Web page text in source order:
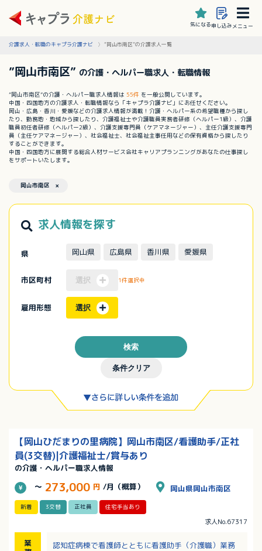
気になる申し込みメニュー
介護求人・転職のキャプラ介護ナビ ”岡山市南区”の介護求人一覧
”岡山市南区” の介護・ヘルパー職求人・転職情報
”岡山市南区”の介護・ヘルパー職求人情報は 55件 を一般公開しています。
中国・四国地方の介護求人・転職情報なら「キャプラ介護ナビ」にお任せください。
岡山・広島・香川・愛媛などの介護求人情報が満載！介護・ヘルパー系の希望職種から探し
たり、勤務地・地域から探したり、介護福祉士や介護職員実務者研修（ヘルパー1級）、介護
職員初任者研修（ヘルパー2級）、介護支援専門員（ケアマネージャー）、主任介護支援専門
員（主任ケアマネージャー）、社会福祉士、社会福祉主事任用などの保有資格から探したり
することができます。
中国・四国地方に展開する総合人材サービス会社キャリアプランニングがあなたの仕事探し
をサポートいたします。
岡山市南区 ×
求人情報を探す
県 岡山県 広島県 香川県 愛媛県
市区町村 選択 1件選択中
雇用形態 選択
条件クリア
検索
【岡山ひだまりの里病院】岡山市南区/看護助手/正社
員(3交替)|介護福祉士/賞与あり
の介護・ヘルパー職求人情報
～ 273,000 円 /月（概算） 岡山県岡山市南区
新着 3交替 正社員 住宅手当あり
求人No.67317
業
認知症病棟で看護師とともに看護助手（介護職）業務